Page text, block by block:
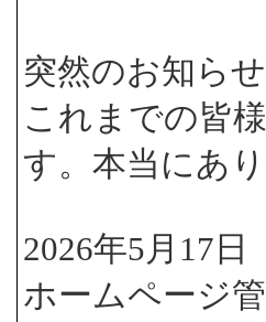
突然のお知ら
これまでの皆
す。本当にあ
2026年5月17日
ホームページ